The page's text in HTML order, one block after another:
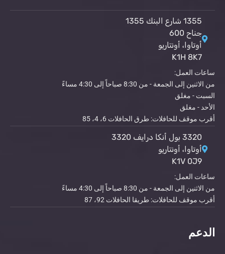
1355 شارع البنك 1355
جناح 600
أوتاوا، أونتاريو
K1H 8K7
ساعات العمل:
من الاثنين إلى الجمعة - من 8:30 صباحاً إلى 4:30 مساءً
السبت - مغلق
الأحد - مغلق
أقرب موقف للحافلات: طرق الحافلات 6، 4، 85
3320 بول أنكا درايف 3320
أوتاوا، أونتاريو
K1V 0J9
ساعات العمل:
من الاثنين إلى الجمعة - من 8:30 صباحاً إلى 4:30 مساءً
أقرب موقف للحافلات: طريقا الحافلات 92، 87
الدعم